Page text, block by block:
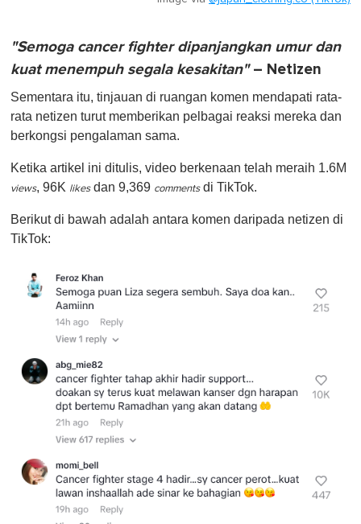
"Semoga cancer fighter dipanjangkan umur dan
kuat menempuh segala kesakitan"– Netizen
Sementara itu, tinjauan di ruangan komen mendapati rata-
rata netizen turut memberikan pelbagai reaksi mereka dan
berkongsi pengalaman sama.
Ketika artikel ini ditulis, video berkenaan telah meraih 1.6M
views, 96K likesdan 9,369 commentsdi TikTok.
Berikut di bawah adalah antara komen daripada netizen di
TikTok: